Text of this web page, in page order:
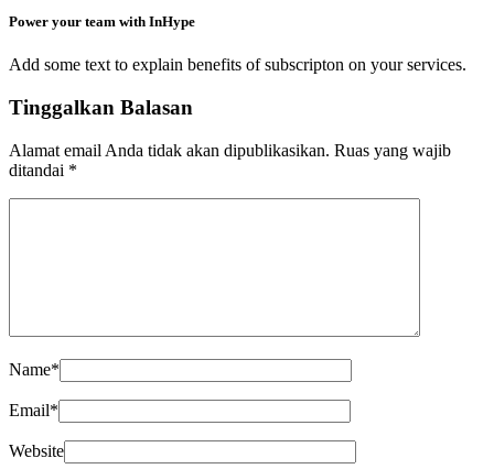
Power your team with InHype
Add some text to explain benefits of subscripton on your services.
Tinggalkan Balasan
Alamat email Anda tidak akan dipublikasikan. Ruas yang wajib
ditandai *
Name*
Email*
Website